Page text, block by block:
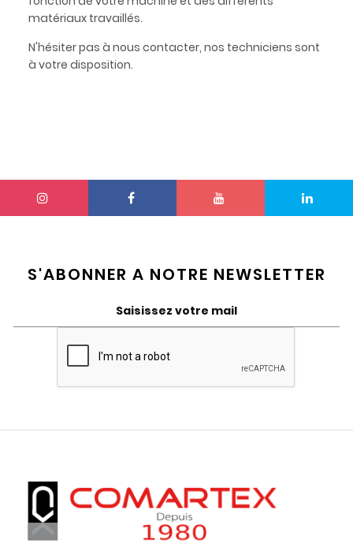
matériaux travaillés.
N'hésiter pas à nous contacter, nos techniciens sont
à votre disposition.
S'ABONNER A NOTRE NEWSLETTER